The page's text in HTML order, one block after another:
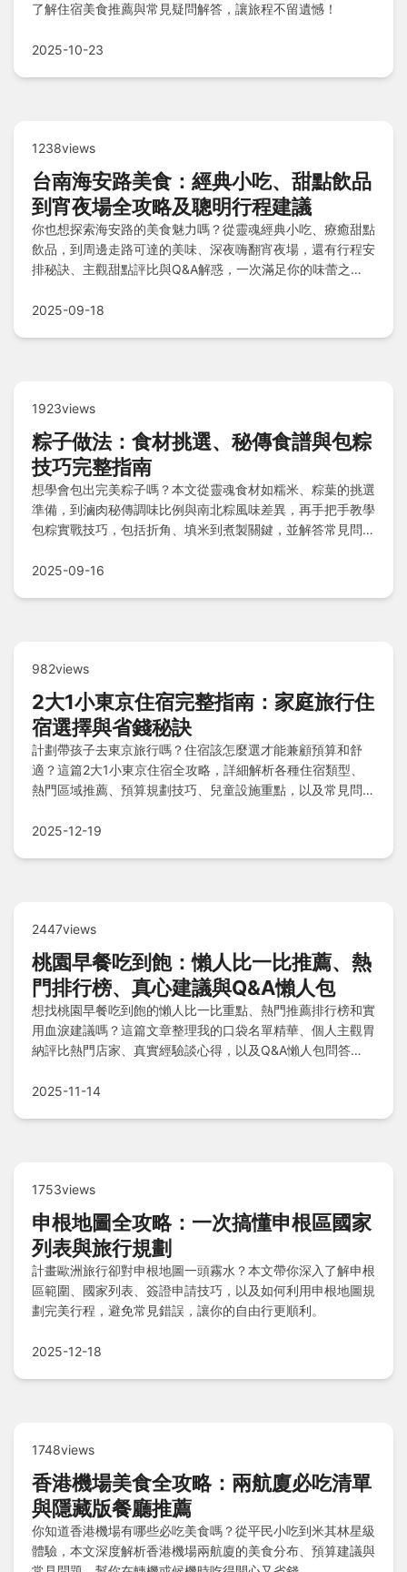
了解住宿美食推薦與常見疑問解答，讓旅程不留遺憾！
2025-10-23
1238views
台南海安路美食：經典小吃、甜點飲品
到宵夜場全攻略及聰明行程建議
你也想探索海安路的美食魅力嗎？從靈魂經典小吃、療癒甜點
飲品，到周邊走路可達的美味、深夜嗨翻宵夜場，還有行程安
排秘訣、主觀甜點評比與Q&A解惑，一次滿足你的味蕾之
2025-09-18
1923views
粽子做法：食材挑選、秘傳食譜與包粽
技巧完整指南
想學會包出完美粽子嗎？本文從靈魂食材如糯米、粽葉的挑選
準備，到滷肉秘傳調味比例與南北粽風味差異，再手把手教學
包粽實戰技巧，包括折角、填米到煮製關鍵，並解答常見問題
口的好粽！
2025-09-16
982views
2大1小東京住宿完整指南：家庭旅行住
宿選擇與省錢秘訣
計劃帶孩子去東京旅行嗎？住宿該怎麼選才能兼顧預算和舒
適？這篇2大1小東京住宿全攻略，詳細解析各種住宿類型、
熱門區域推薦、預算規劃技巧、兒童設施重點，以及常見問題
家庭旅行，解決所有住宿疑慮。
2025-12-19
2447views
桃園早餐吃到飽：懶人比一比推薦、熱
門排行榜、真心建議與Q&A懶人包
想找桃園早餐吃到飽的懶人比一比重點、熱門推薦排行榜和實
用血淚建議嗎？這篇文章整理我的口袋名單精華、個人主觀胃
納評比熱門店家、真實經驗談心得，以及Q&A懶人包問答
力！
2025-11-14
1753views
申根地圖全攻略：一次搞懂申根區國家
列表與旅行規劃
計畫歐洲旅行卻對申根地圖一頭霧水？本文帶你深入了解申根
區範圍、國家列表、簽證申請技巧，以及如何利用申根地圖規
劃完美行程，避免常見錯誤，讓你的自由行更順利。
2025-12-18
1748views
香港機場美食全攻略：兩航廈必吃清單
與隱藏版餐廳推薦
你知道香港機場有哪些必吃美食嗎？從平民小吃到米其林星級
體驗，本文深度解析香港機場兩航廈的美食分布、預算建議與